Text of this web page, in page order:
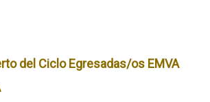
del Ciclo Egresadas/os EMVA